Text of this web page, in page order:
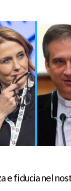
e fiducia nel